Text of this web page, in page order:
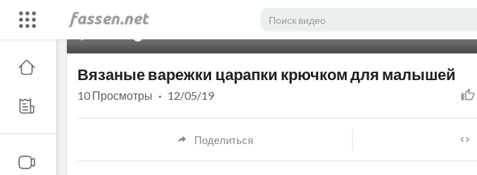
Вязаные варежки царапки крючком для малышей
10 Просмотры · 12/05/19
Поделиться